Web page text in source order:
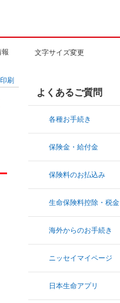
文字サイズ変更
報
よくあるご質問
各種お手続き
保険金・給付金
保険料のお払込み
生命保険料控除・税金
海外からのお手続き
ニッセイマイページ
日本生命アプリ
印刷